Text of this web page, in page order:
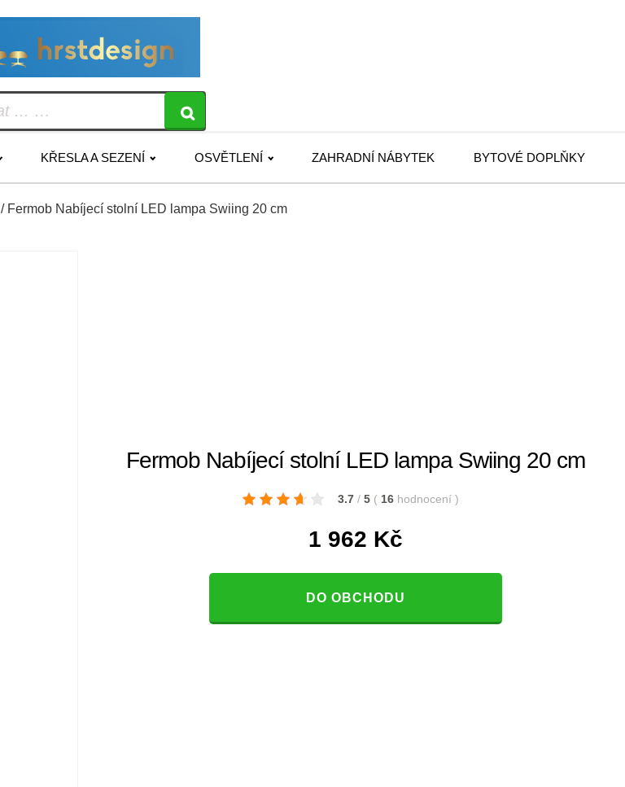
KŘESLA A SEZENÍ OSVĚTLENÍ ZAHRADNÍ NÁBYTEK BYTOVÉ DOPLŇKY
/ Fermob Nabíjecí stolní LED lampa Swiing 20 cm
Fermob Nabíjecí stolní LED lampa Swiing 20 cm
3.7 / 5 ( 16 hodnocení )
1 962 Kč
DO OBCHODU